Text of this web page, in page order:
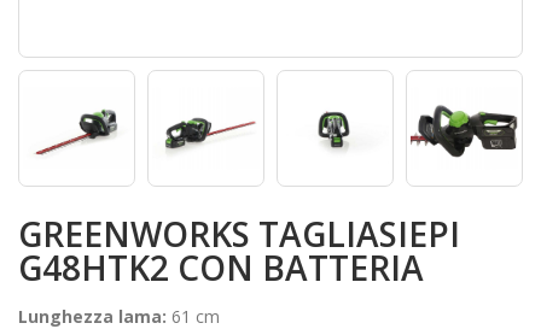
GREENWORKS TAGLIASIEPI
G48HTK2 CON BATTERIA
Lunghezza lama: 61 cm